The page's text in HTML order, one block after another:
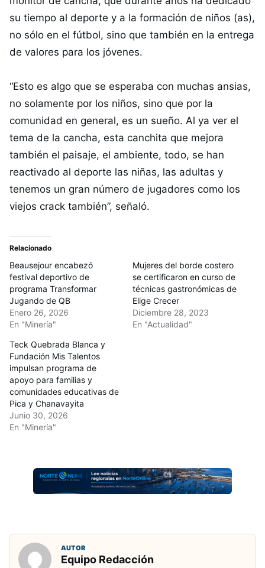
su tiempo al deporte y a la formación de niños (as),
no sólo en el fútbol, sino que también en la entrega
de valores para los jóvenes.
“Esto es algo que se esperaba con muchas ansias,
no solamente por los niños, sino que por la
comunidad en general, es un sueño. Al ya ver el
tema de la cancha, esta canchita que mejora
también el paisaje, el ambiente, todo, se han
reactivado al deporte las niñas, las adultas y
tenemos un gran número de jugadores como los
viejos crack también”, señaló.
Relacionado
Beausejour encabezó
festival deportivo de
programa Transformar
Jugando de QB
Enero 26, 2026
En "Minería"
Mujeres del borde costero
se certificaron en curso de
técnicas gastronómicas de
Elige Crecer
Diciembre 28, 2023
En "Actualidad"
Teck Quebrada Blanca y
Fundación Mis Talentos
impulsan programa de
apoyo para familias y
comunidades educativas de
Pica y Chanavayita
Junio 30, 2026
En "Minería"
AUTOR
Equipo Redacción